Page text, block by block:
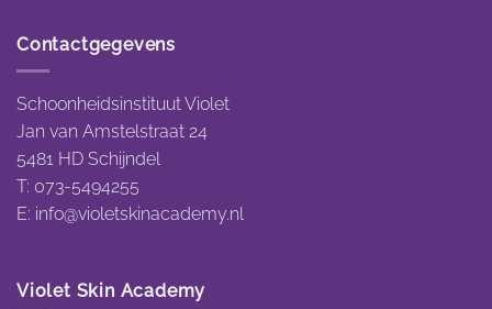
Contactgegevens
Schoonheidsinstituut Violet
Jan van Amstelstraat 24
5481 HD Schijndel
T: 073-5494255
E: info@violetskinacademy.nl
Violet Skin Academy